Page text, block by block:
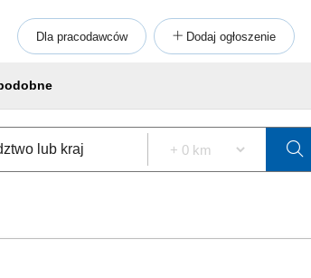
Dla pracodawców Dodaj ogłoszenie